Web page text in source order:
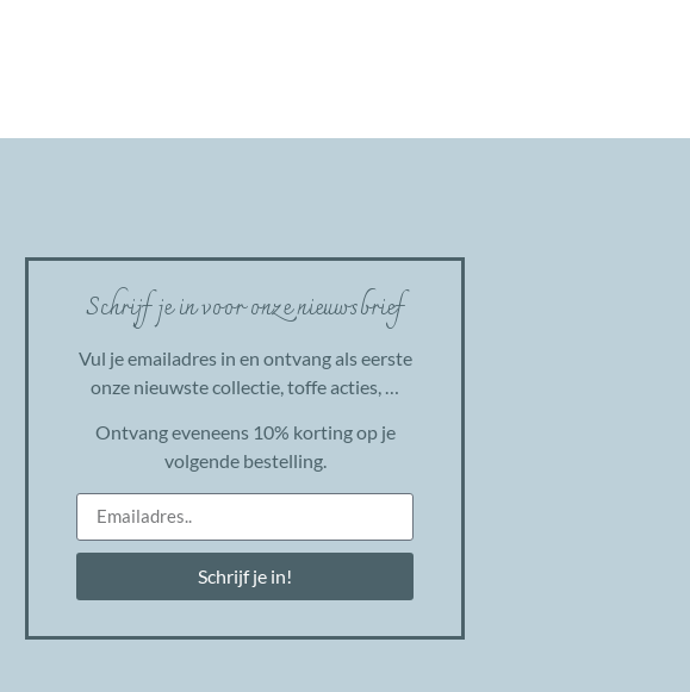
Schrijf je in voor onze nieuwsbrief
Vul je emailadres in en ontvang als eerste
onze nieuwste collectie, toffe acties, …
Ontvang eveneens 10% korting op je
volgende bestelling.
Schrijf je in!